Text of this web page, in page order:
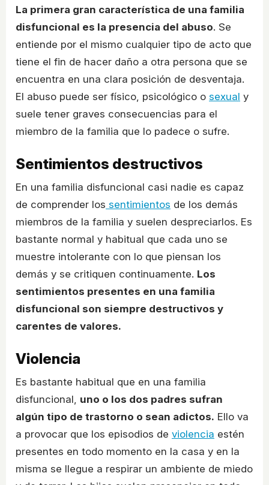
La primera gran característica de una familia
disfuncional es la presencia del abuso. Se
entiende por el mismo cualquier tipo de acto que
tiene el fin de hacer daño a otra persona que se
encuentra en una clara posición de desventaja.
El abuso puede ser físico, psicológico o sexual y
suele tener graves consecuencias para el
miembro de la familia que lo padece o sufre.
Sentimientos destructivos
En una familia disfuncional casi nadie es capaz
de comprender los sentimientos de los demás
miembros de la familia y suelen despreciarlos. Es
bastante normal y habitual que cada uno se
muestre intolerante con lo que piensan los
demás y se critiquen continuamente. Los
sentimientos presentes en una familia
disfuncional son siempre destructivos y
carentes de valores.
Violencia
Es bastante habitual que en una familia
disfuncional, uno o los dos padres sufran
algún tipo de trastorno o sean adictos. Ello va
a provocar que los episodios de violencia estén
presentes en todo momento en la casa y en la
misma se llegue a respirar un ambiente de miedo